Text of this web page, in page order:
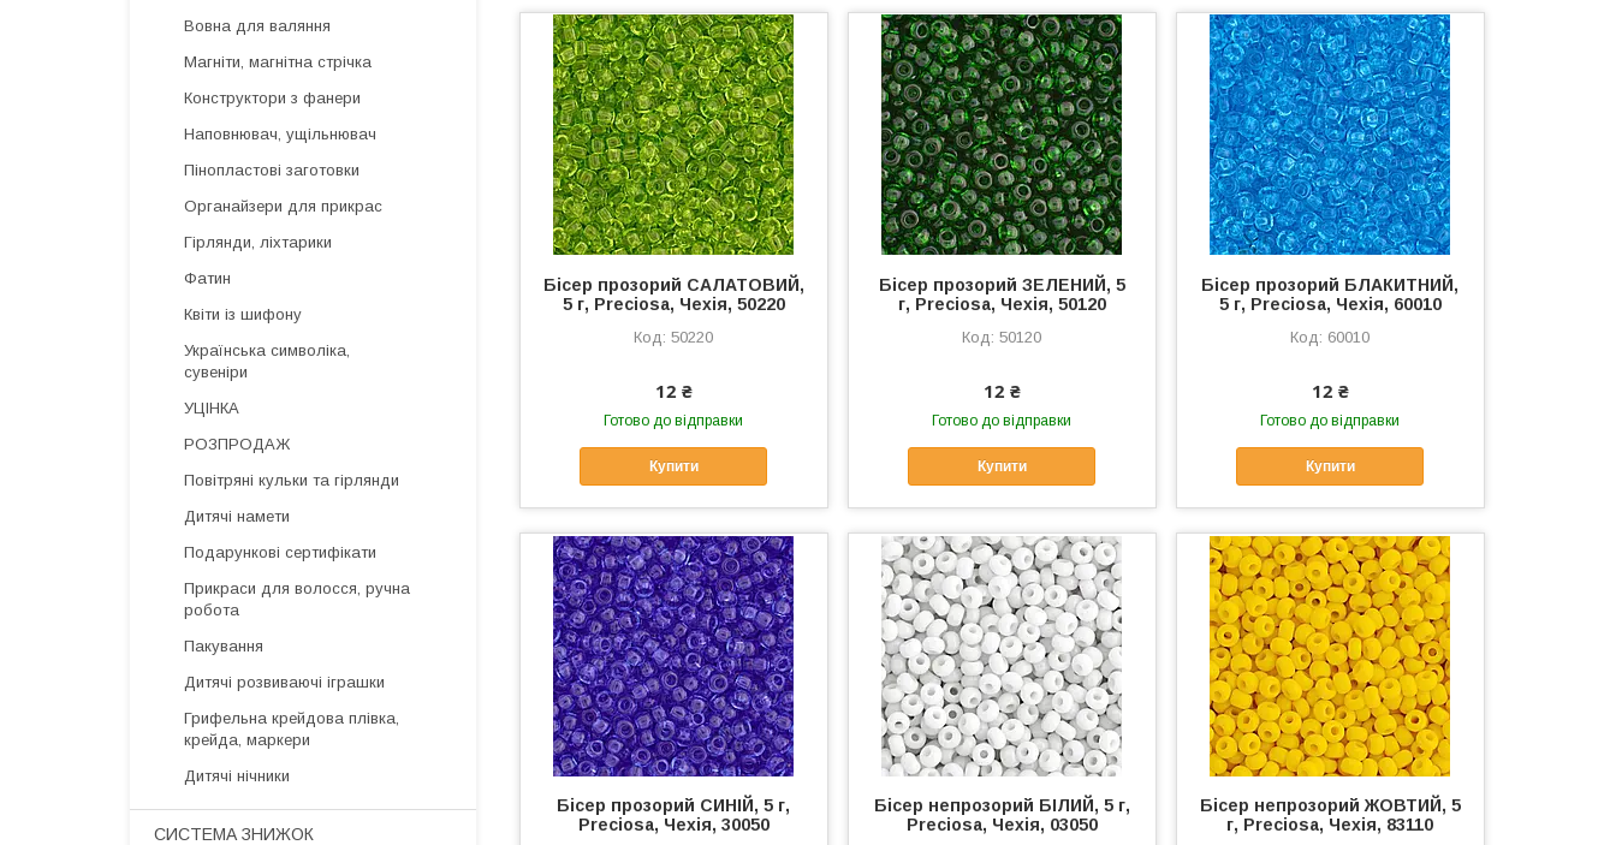
Бісер прозорий САЛАТОВИЙ,
5 г, Preciosa, Чехія, 50220
50220
12 ₴
Готово до відправки
Купити
Бісер прозорий ЗЕЛЕНИЙ, 5
г, Preciosa, Чехія, 50120
50120
12 ₴
Готово до відправки
Купити
Бісер прозорий БЛАКИТНИЙ,
5 г, Preciosa, Чехія, 60010
60010
12 ₴
Готово до відправки
Купити
Бісер прозорий СИНІЙ, 5 г,
Preciosa, Чехія, 30050
Бісер непрозорий БІЛИЙ, 5 г,
Preciosa, Чехія, 03050
Бісер непрозорий ЖОВТИЙ, 5
г, Preciosa, Чехія, 83110
Вовна для валяння
Магніти, магнітна стрічка
Конструктори з фанери
Наповнювач, ущільнювач
Пінопластові заготовки
Органайзери для прикрас
Гірлянди, ліхтарики
Фатин
Квіти із шифону
Українська символіка,
сувеніри
УЦІНКА
РОЗПРОДАЖ
Повітряні кульки та гірлянди
Дитячі намети
Подарункові сертифікати
Прикраси для волосся, ручна
робота
Пакування
Дитячі розвиваючі іграшки
Грифельна крейдова плівка,
крейда, маркери
Дитячі нічники
СИСТЕМА ЗНИЖОК